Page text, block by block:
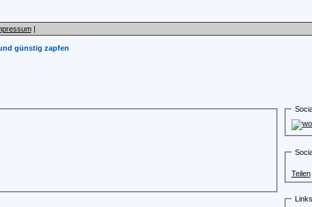
|
günstig zapfen
Teilen
Links